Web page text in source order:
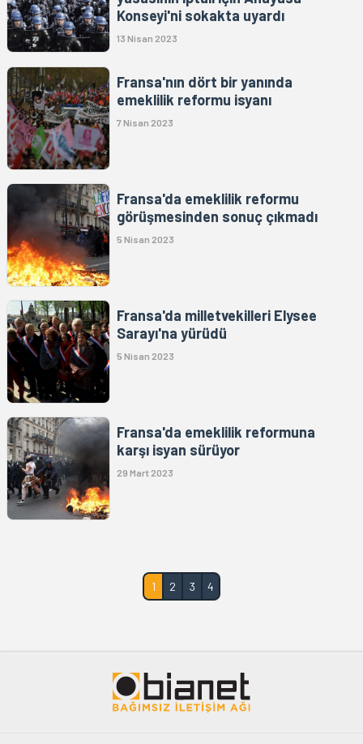
Konseyi'ni sokakta uyardı
13 Nisan 2023
Fransa'nın dört bir yanında
emeklilik reformu isyanı
7 Nisan 2023
Fransa'da emeklilik reformu
görüşmesinden sonuç çıkmadı
5 Nisan 2023
Fransa'da milletvekilleri Elysee
Sarayı'na yürüdü
5 Nisan 2023
Fransa'da emeklilik reformuna
karşı isyan sürüyor
29 Mart 2023
1 2 3 4